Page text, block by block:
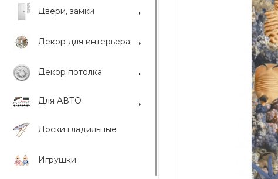
Двери, замки
Декор для интерьера
Декор потолка
Для АВТО
Доски гладильные
Игрушки